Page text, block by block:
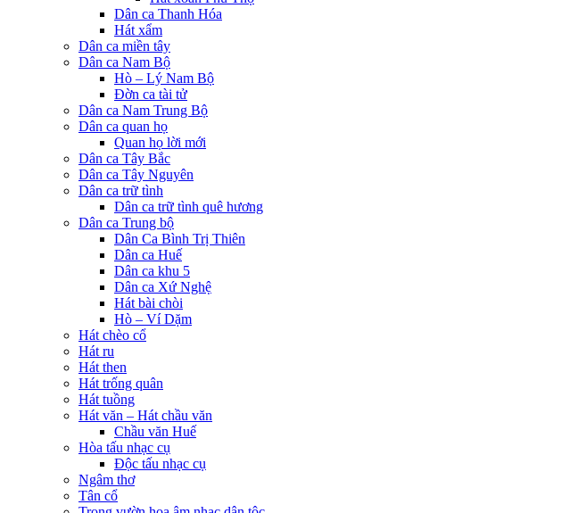
Dân ca Thanh Hóa
Hát xẩm
Dân ca miền tây
Dân ca Nam Bộ
Hò – Lý Nam Bộ
Đờn ca tài tử
Dân ca Nam Trung Bộ
Dân ca quan họ
Quan họ lời mới
Dân ca Tây Bắc
Dân ca Tây Nguyên
Dân ca trữ tình
Dân ca trữ tình quê hương
Dân ca Trung bộ
Dân Ca Bình Trị Thiên
Dân ca Huế
Dân ca khu 5
Dân ca Xứ Nghệ
Hát bài chòi
Hò – Ví Dặm
Hát chèo cổ
Hát ru
Hát then
Hát trống quân
Hát tuồng
Hát văn – Hát chầu văn
Chầu văn Huế
Hòa tấu nhạc cụ
Độc tấu nhạc cụ
Ngâm thơ
Tân cổ